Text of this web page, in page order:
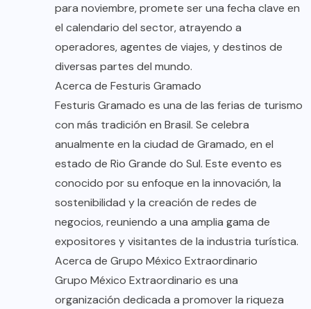
para noviembre, promete ser una fecha clave en
el calendario del sector, atrayendo a
operadores, agentes de viajes, y destinos de
diversas partes del mundo.
Acerca de Festuris Gramado
Festuris Gramado es una de las ferias de turismo
con más tradición en Brasil. Se celebra
anualmente en la ciudad de Gramado, en el
estado de Rio Grande do Sul. Este evento es
conocido por su enfoque en la innovación, la
sostenibilidad y la creación de redes de
negocios, reuniendo a una amplia gama de
expositores y visitantes de la industria turística.
Acerca de Grupo México Extraordinario
Grupo México Extraordinario es una
organización dedicada a promover la riqueza